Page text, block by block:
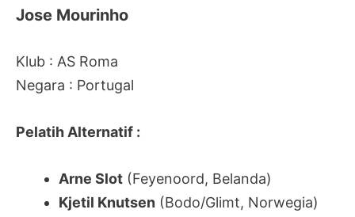
Jose Mourinho
Klub : AS Roma
Negara : Portugal
Pelatih Alternatif :
Arne Slot (Feyenoord, Belanda)
Kjetil Knutsen (Bodo/Glimt, Norwegia)